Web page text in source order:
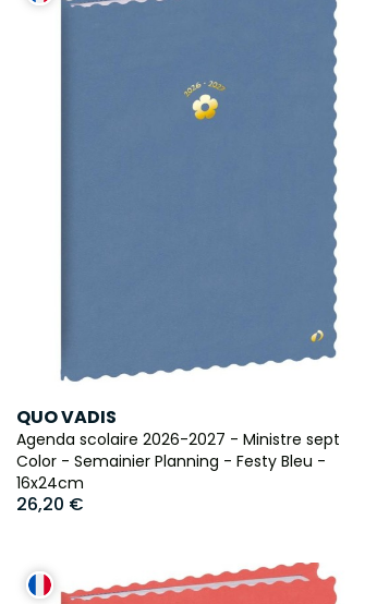
QUO VADIS
Agenda scolaire 2026-2027 - Ministre sept
Color - Semainier Planning - Festy Bleu -
16x24cm
26,20 €